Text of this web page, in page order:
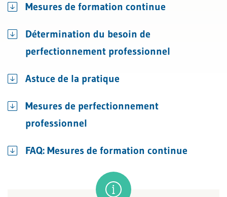
Mesures de formation continue
Détermination du besoin de
perfectionnement professionnel
Astuce de la pratique
Mesures de perfectionnement
professionnel
FAQ: Mesures de formation continue